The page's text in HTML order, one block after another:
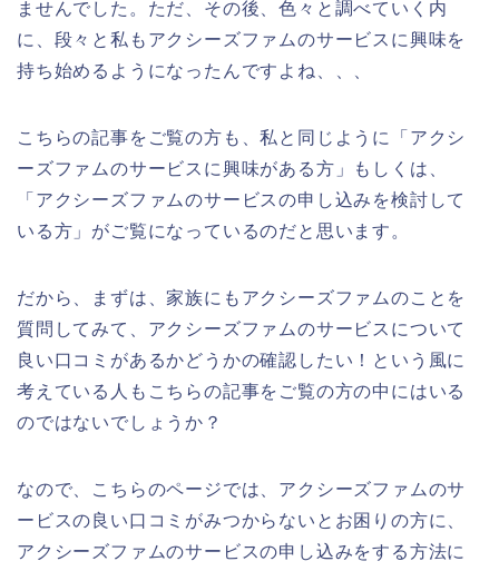
ませんでした。ただ、その後、色々と調べていく内
に、段々と私もアクシーズファムのサービスに興味を
持ち始めるようになったんですよね、、、
こちらの記事をご覧の方も、私と同じように「アクシ
ーズファムのサービスに興味がある方」もしくは、
「アクシーズファムのサービスの申し込みを検討して
いる方」がご覧になっているのだと思います。
だから、まずは、家族にもアクシーズファムのことを
質問してみて、アクシーズファムのサービスについて
良い口コミがあるかどうかの確認したい！という風に
考えている人もこちらの記事をご覧の方の中にはいる
のではないでしょうか？
なので、こちらのページでは、アクシーズファムのサ
ービスの良い口コミがみつからないとお困りの方に、
アクシーズファムのサービスの申し込みをする方法に